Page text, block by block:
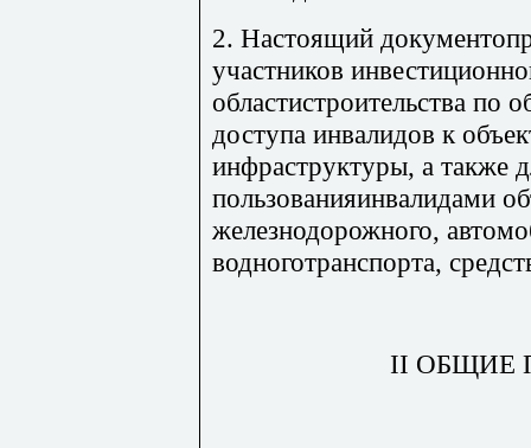
2. Настоящий
участников
областистроительства по
доступа инвалидов к
инфраструктуры, а также
пользованияинвалидами
железнодорожного,
водноготранспорта,
II ОБЩИЕ